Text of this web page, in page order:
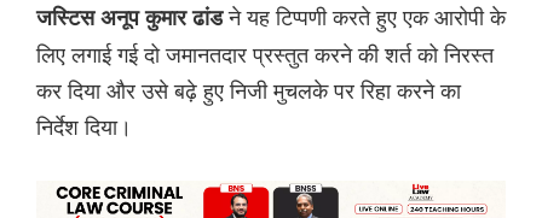
जस्टिस अनूप कुमार ढांडने यह टिप्पणी करते हुए एक आरोपी के
लिए लगाई गई दो जमानतदार प्रस्तुत करने की शर्त को निरस्त
कर दिया और उसे बढ़े हुए निजी मुचलके पर रिहा करने का
निर्देश दिया।